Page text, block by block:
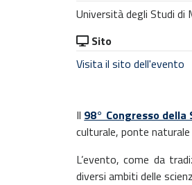
Università degli Studi di
Sito
Visita il sito dell'evento
Il 98° Congresso
culturale, ponte
L’evento, come da
diversi ambiti delle